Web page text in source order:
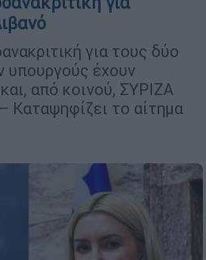
για τους δύο
υπουργούς έχουν
από κοινού, ΣΥΡΙΖΑ
Καταψηφίζει το αίτημα